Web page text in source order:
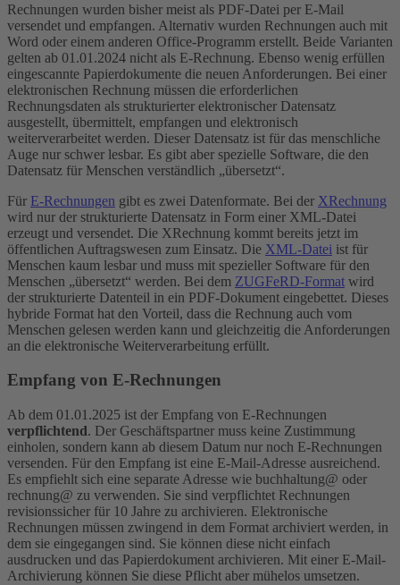
Rechnungen wurden bisher meist als PDF-Datei per E-Mail
versendet und empfangen. Alternativ wurden Rechnungen auch mit
Word oder einem anderen Office-Programm erstellt. Beide Varianten
gelten ab 01.01.2024 nicht als E-Rechnung. Ebenso wenig erfüllen
eingescannte Papierdokumente die neuen Anforderungen. Bei einer
elektronischen Rechnung müssen die erforderlichen
Rechnungsdaten als strukturierter elektronischer Datensatz
ausgestellt, übermittelt, empfangen und elektronisch
weiterverarbeitet werden. Dieser Datensatz ist für das menschliche
Auge nur schwer lesbar. Es gibt aber spezielle Software, die den
Datensatz für Menschen verständlich „übersetzt“.
Für E-Rechnungen gibt es zwei Datenformate. Bei der XRechnung
wird nur der strukturierte Datensatz in Form einer XML-Datei
erzeugt und versendet. Die XRechnung kommt bereits jetzt im
öffentlichen Auftragswesen zum Einsatz. Die XML-Datei ist für
Menschen kaum lesbar und muss mit spezieller Software für den
Menschen „übersetzt“ werden. Bei dem ZUGFeRD-Format wird
der strukturierte Datenteil in ein PDF-Dokument eingebettet. Dieses
hybride Format hat den Vorteil, dass die Rechnung auch vom
Menschen gelesen werden kann und gleichzeitig die Anforderungen
an die elektronische Weiterverarbeitung erfüllt.
Empfang von E-Rechnungen
Ab dem 01.01.2025 ist der Empfang von E-Rechnungen
verpflichtend. Der Geschäftspartner muss keine Zustimmung
einholen, sondern kann ab diesem Datum nur noch E-Rechnungen
versenden. Für den Empfang ist eine E-Mail-Adresse ausreichend.
Es empfiehlt sich eine separate Adresse wie buchhaltung@ oder
rechnung@ zu verwenden. Sie sind verpflichtet Rechnungen
revisionssicher für 10 Jahre zu archivieren. Elektronische
Rechnungen müssen zwingend in dem Format archiviert werden, in
dem sie eingegangen sind. Sie können diese nicht einfach
ausdrucken und das Papierdokument archivieren. Mit einer E-Mail-
Archivierung können Sie diese Pflicht aber mühelos umsetzen.